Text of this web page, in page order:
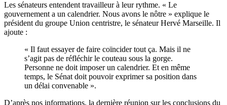
Les sénateurs entendent travailleur à leur rythme. « Le
gouvernement a un calendrier. Nous avons le nôtre » explique le
président du groupe Union centristre, le sénateur Hervé Marseille. Il
ajoute :
« Il faut essayer de faire coïncider tout ça. Mais il ne
s’agit pas de réfléchir le couteau sous la gorge.
Personne ne doit imposer un calendrier. Et en même
temps, le Sénat doit pouvoir exprimer sa position dans
un délai convenable ».
D’après nos informations, la dernière réunion sur les conclusions du